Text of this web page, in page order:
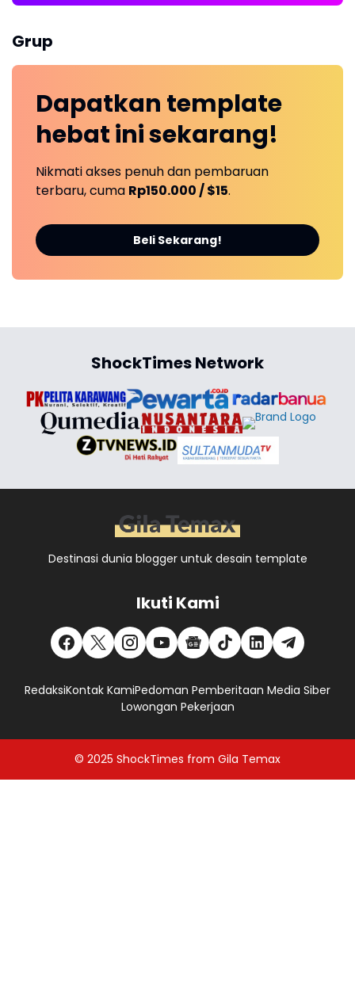
Grup
Dapatkan template
hebat inisekarang!
Nikmati akses penuh dan pembaruan
terbaru, cuma Rp150.000 / $15.
Beli Sekarang!
ShockTimes Network
Destinasi dunia blogger untuk desain template
Ikuti Kami
RedaksiKontak KamiPedoman Pemberitaan Media Siber
Lowongan Pekerjaan
© 2025 ShockTimes from Gila Temax